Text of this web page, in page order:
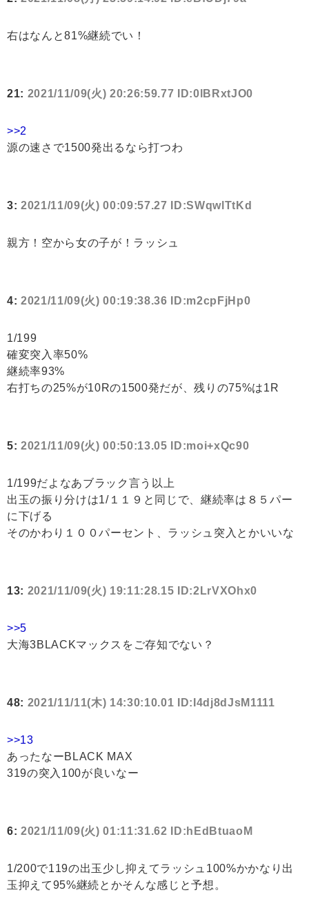
右はなんと81%継続でい！
21: 2021/11/09(火) 20:26:59.77 ID:0lBRxtJO0
>>2
源の速さで1500発出るなら打つわ
3: 2021/11/09(火) 00:09:57.27 ID:SWqwlTtKd
親方！空から女の子が！ラッシュ
4: 2021/11/09(火) 00:19:38.36 ID:m2cpFjHp0
1/199
確変突入率50%
継続率93%
右打ちの25%が10Rの1500発だが、残りの75%は1R
5: 2021/11/09(火) 00:50:13.05 ID:moi+xQc90
1/199だよなあブラック言う以上
出玉の振り分けは1/１１９と同じで、継続率は８５パー
に下げる
そのかわり１００パーセント、ラッシュ突入とかいいな
13: 2021/11/09(火) 19:11:28.15 ID:2LrVXOhx0
>>5
大海3BLACKマックスをご存知でない？
48: 2021/11/11(木) 14:30:10.01 ID:I4dj8dJsM1111
>>13
あったなーBLACK MAX
319の突入100が良いなー
6: 2021/11/09(火) 01:11:31.62 ID:hEdBtuaoM
1/200で119の出玉少し抑えてラッシュ100%かかなり出
玉抑えて95%継続とかそんな感じと予想。